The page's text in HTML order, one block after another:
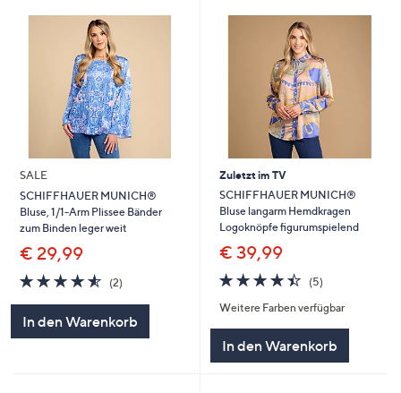
SALE
SCHIFFHAUER MUNICH®
Bluse, 1/1-Arm Plissee Bänder
zum Binden leger weit
€ 29,99
4.5
von
5
(2)
In den Warenkorb
Zuletzt im TV
SCHIFFHAUER MUNICH®
Bluse langarm Hemdkragen
Logoknöpfe figurumspielend
€ 39,99
4.4
von
5
(5)5
Weitere Farben verfügbar
In den Warenkorb